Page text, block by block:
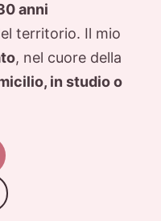
anni
territorio. Il mio
, nel cuore della
in studio o